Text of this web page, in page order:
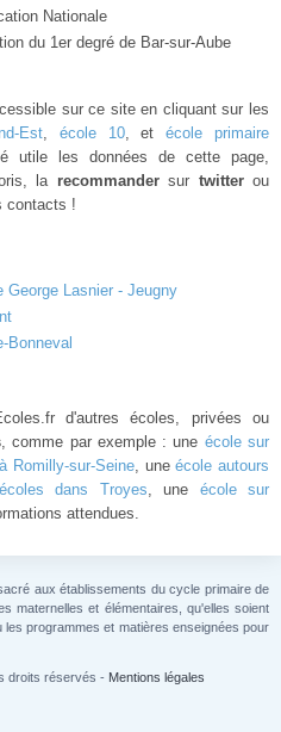
Nationale
du 1er degré de Bar-sur-Aube
sur ce site en cliquant sur les
Est, école 10, etécole primaire
utile les données de cette page,
la recommandersur twitterou
contacts !
George Lasnier - Jeugny
Bonneval
d'autres écoles, privées ou
, comme par exemple : une école sur
Romilly-sur-Seine, uneécole autours
écoles dans Troyes, une école sur
attendues.
aux établissements du cycle primaire de
maternelles et élémentaires, qu'elles soient
programmes et matières enseignées pour
droits réservés - Mentions légales